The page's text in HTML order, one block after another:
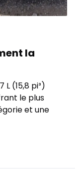
la
(15,8 pi³)
le plus
et une